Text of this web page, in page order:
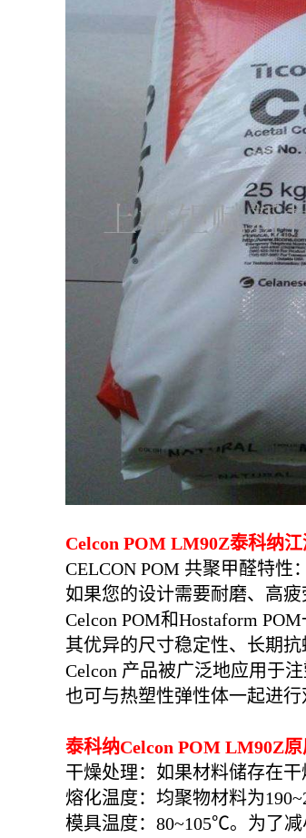
Celcon POM LM90Z泰科纳江
CELCON POM 共聚甲醛特性：
如果您的设计需要耐磨、高疲
Celcon POM和Hostaform
其优异的尺寸稳定性、长期
Celcon 产品被广泛地应用于
也可与热塑性弹性体一起进
泰科纳Celcon POM LM90Z
干燥处理：如果材料储存在
熔化温度：均聚物材料为
模具温度：80~105℃。为了减